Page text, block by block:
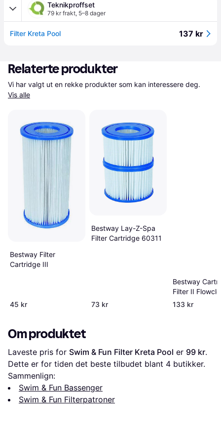
Teknikproffset
79 kr frakt, 5–8 dager
Filter Kreta Pool 137 kr
Relaterte produkter
Vis alle
Bestway Filter
Cartridge III
45 kr
Bestway Lay-Z-Spa
Filter Cartridge 60311
73 kr
Bestway
Filter II
Filterpatron
133 kr
Om produktet
Laveste pris for Swim & Fun Filter Kreta Pool er 99 kr.
Dette er for tiden det beste tilbudet blant 4 butikker.
Sammenlign:
Swim & Fun Bassenger
Swim & Fun Filterpatroner